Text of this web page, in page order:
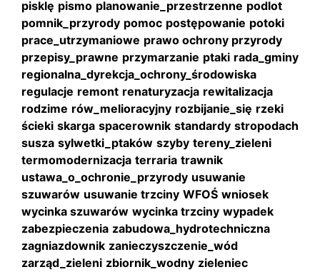
pisklę pismo planowanie_przestrzenne podlot
pomnik_przyrody pomoc postępowanie potoki
prace_utrzymaniowe prawo ochrony przyrody
przepisy_prawne przymarzanie ptaki rada_gminy
regionalna_dyrekcja_ochrony_środowiska
regulacje remont renaturyzacja rewitalizacja
rodzime rów_melioracyjny rozbijanie_się rzeki
ścieki skarga spacerownik standardy stropodach
susza sylwetki_ptaków szyby tereny_zieleni
termomodernizacja terraria trawnik
ustawa_o_ochronie_przyrody usuwanie
szuwarów usuwanie trzciny WFOŚ wniosek
wycinka szuwarów wycinka trzciny wypadek
zabezpieczenia zabudowa_hydrotechniczna
zagniazdownik zanieczyszczenie_wód
zarząd_zieleni zbiornik_wodny zieleniec